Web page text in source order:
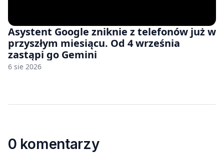
Asystent Google zniknie z telefonów już w
przyszłym miesiącu. Od 4 września
zastąpi go Gemini
6 sie 2026
0 komentarzy